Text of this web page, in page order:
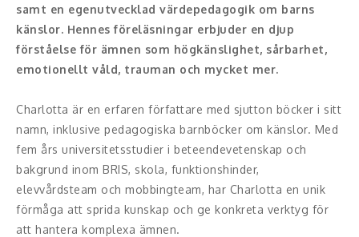
Ljus och belysning
Komiker
Konst
Middagsunderhållning
Musiker
Something a Little Different
samt en egenutvecklad värdepedagogik om barns
känslor. Hennes föreläsningar erbjuder en djup
förståelse för ämnen som högkänslighet, sårbarhet,
emotionellt våld, trauman och mycket mer.
Charlotta är en erfaren författare med sjutton böcker i sitt
namn, inklusive pedagogiska barnböcker om känslor. Med
fem års universitetsstudier i beteendevetenskap och
bakgrund inom BRIS, skola, funktionshinder,
elevvårdsteam och mobbingteam, har Charlotta en unik
förmåga att sprida kunskap och ge konkreta verktyg för
att hantera komplexa ämnen.